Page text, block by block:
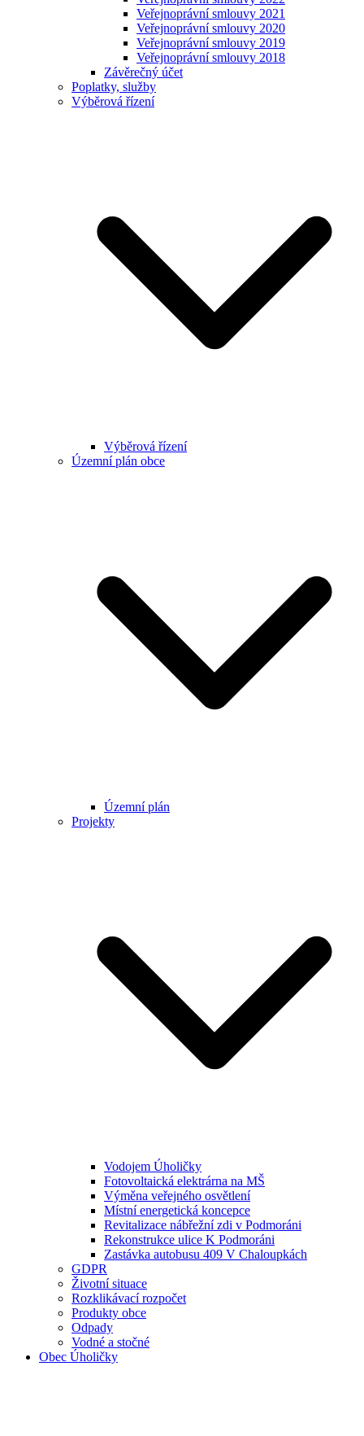
Veřejnoprávní smlouvy 2021
Veřejnoprávní smlouvy 2020
Veřejnoprávní smlouvy 2019
Veřejnoprávní smlouvy 2018
Závěrečný účet
Poplatky, služby
Výběrová řízení
Výběrová řízení
Územní plán obce
Územní plán
Projekty
Vodojem Úholičky
Fotovoltaická elektrárna na MŠ
Výměna veřejného osvětlení
Místní energetická koncepce
Revitalizace nábřežní zdi v Podmoráni
Rekonstrukce ulice K Podmoráni
Zastávka autobusu 409 V Chaloupkách
GDPR
Životní situace
Rozklikávací rozpočet
Produkty obce
Odpady
Vodné a stočné
Obec Úholičky